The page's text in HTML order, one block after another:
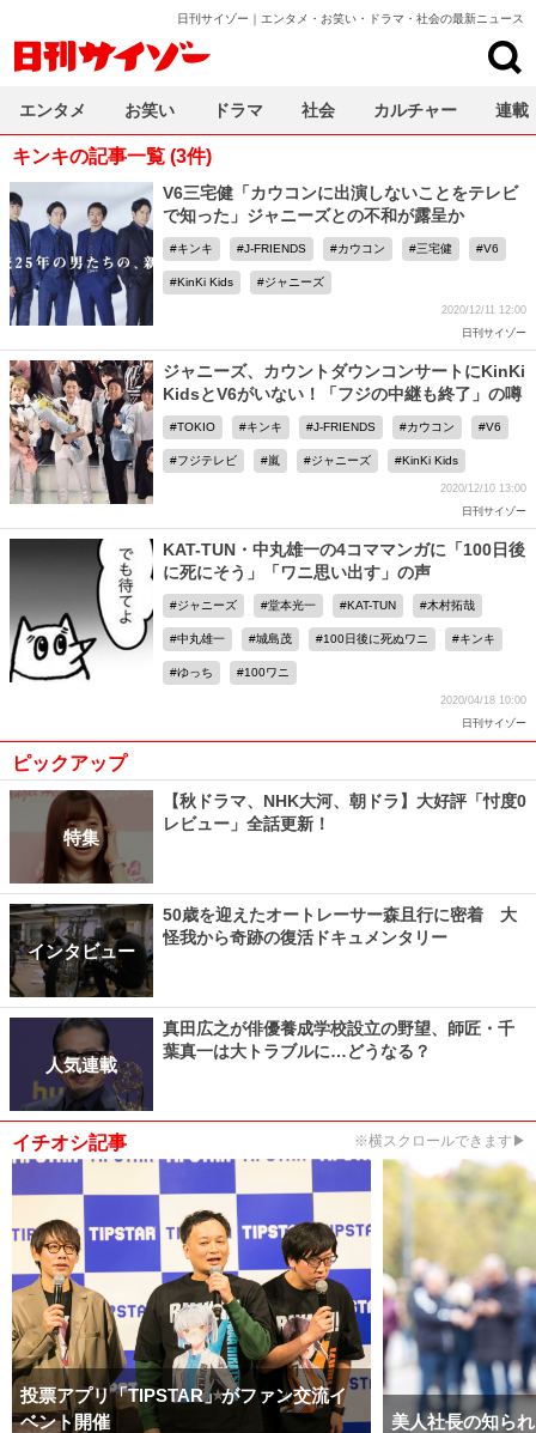
日刊サイゾー｜エンタメ・お笑い・ドラマ・社会の最新ニュース
キンキの記事一覧 (3件)
V6三宅健「カウコンに出演しないことをテレビ
で知った」ジャニーズとの不和が露呈か
キンキ J-FRIENDS カウコン 三宅健 V6
KinKi Kids ジャニーズ
2020/12/11 12:00
日刊サイゾー
ジャニーズ、カウントダウンコンサートにKinKi
KidsとV6がいない！「フジの中継も終了」の噂
TOKIO キンキ J-FRIENDS カウコン V6
フジテレビ 嵐 ジャニーズ KinKi Kids
2020/12/10 13:00
日刊サイゾー
KAT-TUN・中丸雄一の4コママンガに「100日後
に死にそう」「ワニ思い出す」の声
ジャニーズ 堂本光一 KAT-TUN 木村拓哉
中丸雄一 城島茂 100日後に死ぬワニ キンキ
ゆっち 100ワニ
2020/04/18 10:00
日刊サイゾー
ピックアップ
特集
【秋ドラマ、NHK大河、朝ドラ】大好評「忖度0
レビュー」全話更新！
インタビュー
50歳を迎えたオートレーサー森且行に密着 大
怪我から奇跡の復活ドキュメンタリー
人気連載
真田広之が俳優養成学校設立の野望、師匠・千
葉真一は大トラブルに…どうなる？
イチオシ記事 ※横スクロールできます▶
投票アプリ「TIPSTAR」がファン交流イ
ベント開催
美人社長の知ら
エンタメ お笑い ドラマ 社会 カルチャー 連載